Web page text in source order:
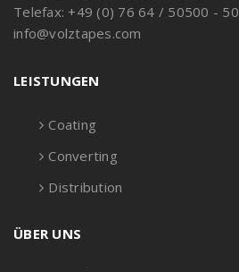
Telefax: +49 (0) 76 64 / 50500 - 50
info@volztapes.com
LEISTUNGEN
Coating
Converting
Distribution
ÜBER UNS